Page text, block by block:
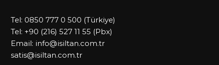
Tel: 0850 777 0 500 (Türkiye)
Tel: +90 (216) 527 11 55 (Pbx)
Email: info@isiltan.com.tr
satis@isiltan.com.tr